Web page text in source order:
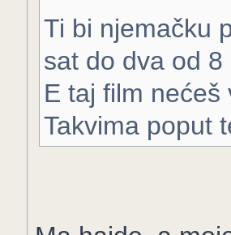
Ti bi njemačku
sat do dva od
E taj film nećeš
Takvima poput